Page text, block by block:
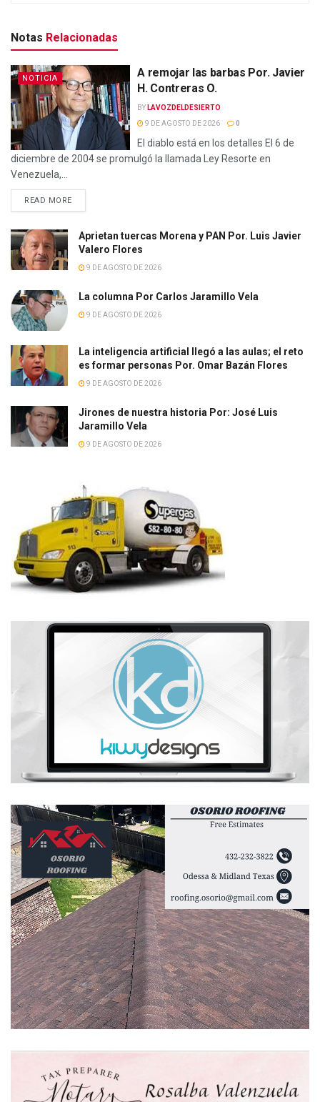
Notas Relacionadas
NOTICIA
A remojar las barbas Por. Javier
H. Contreras O.
BY LAVOZDELDESIERTO
9 DE AGOSTO DE 2026
0
El diablo está en los detalles El 6 de
diciembre de 2004 se promulgó la llamada Ley Resorte en
Venezuela,...
READ MORE
Aprietan tuercas Morena y PAN Por. Luis Javier
Valero Flores
9 DE AGOSTO DE 2026
La columna Por Carlos Jaramillo Vela
9 DE AGOSTO DE 2026
La inteligencia artificial llegó a las aulas; el reto
es formar personas Por. Omar Bazán Flores
9 DE AGOSTO DE 2026
Jirones de nuestra historia Por: José Luis
Jaramillo Vela
9 DE AGOSTO DE 2026